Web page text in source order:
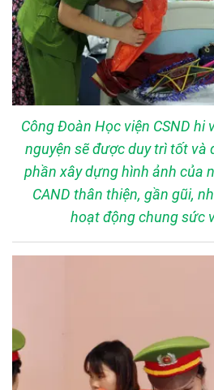
Công Đoàn Học viện CSND hi
nguyện sẽ được duy trì tốt và
phần xây dựng hình ảnh của
CAND thân thiện, gần gũi,
hoạt động chung sức